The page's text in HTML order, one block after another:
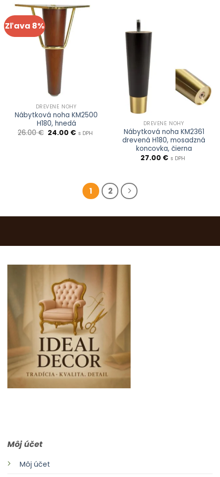
Zľava 8%
DREVENÉ NOHY
Nábytková noha KM2500
H180, hnedá
26.00€ Pôvodná
24.00 €Aktuálna
s DPH
DREVENÉ NOHY
Nábytková noha KM2361
drevená H180, mosadzná
koncovka, čierna
27.00 € s DPH
1 2
Môj účet
Môj účet